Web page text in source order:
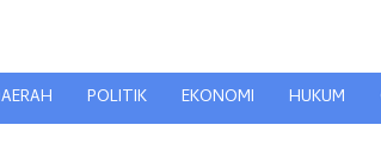
POLITIK EKONOMI HUKUM